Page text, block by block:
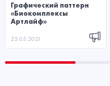
Графический паттерн
«Биокомплексы
Артлайф»
25.05.2021